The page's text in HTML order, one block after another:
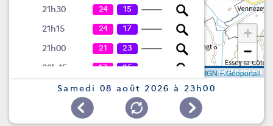
21h30 24 15
21h15 24 17
21h00 21 23
20h45 17 25
20h30 17 25
23
+
−
IGN-F/Géoportail
Samedi 08 août 2026 à 23h00